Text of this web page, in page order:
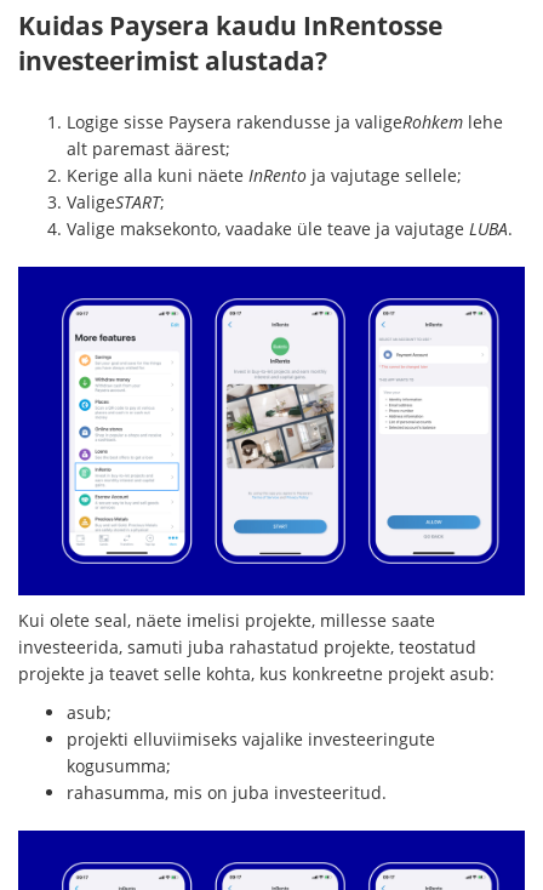
Kuidas Paysera kaudu InRentosse
investeerimist alustada?
Logige sisse Paysera rakendusse ja valigeRohkem lehe
alt paremast äärest;
Kerige alla kuni näete InRento ja vajutage sellele;
ValigeSTART;
Valige maksekonto, vaadake üle teave ja vajutage LUBA.
Kui olete seal, näete imelisi projekte, millesse saate
investeerida, samuti juba rahastatud projekte, teostatud
projekte ja teavet selle kohta, kus konkreetne projekt asub:
asub;
projekti elluviimiseks vajalike investeeringute
kogusumma;
rahasumma, mis on juba investeeritud.